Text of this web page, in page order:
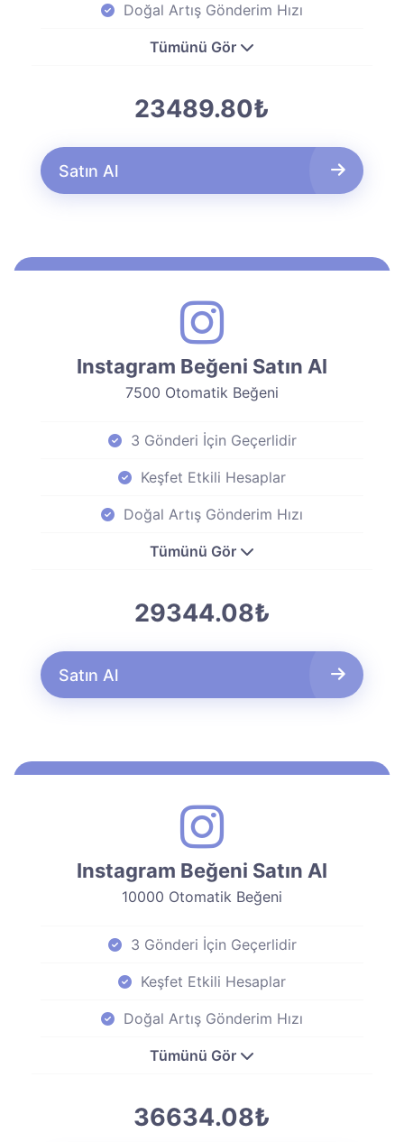
Doğal Artış Gönderim Hızı
Tümünü Gör
23489.80₺
Satın Al
Instagram Beğeni Satın Al
7500 Otomatik Beğeni
3 Gönderi İçin Geçerlidir
Keşfet Etkili Hesaplar
Doğal Artış Gönderim Hızı
Tümünü Gör
29344.08₺
Satın Al
Instagram Beğeni Satın Al
10000 Otomatik Beğeni
3 Gönderi İçin Geçerlidir
Keşfet Etkili Hesaplar
Doğal Artış Gönderim Hızı
Tümünü Gör
36634.08₺